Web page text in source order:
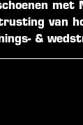
met
van
&